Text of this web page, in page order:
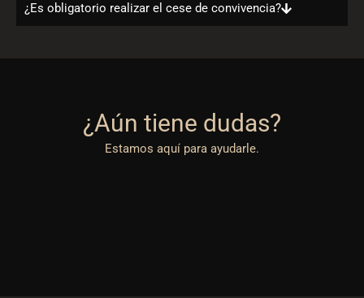
¿Es obligatorio realizar el cese de convivencia?
¿Aún tiene dudas?
Estamos aquí para ayudarle.